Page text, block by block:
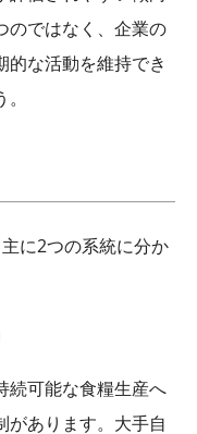
のではなく、企業の
的な活動を維持でき
に2つの系統に分か
続可能な食糧生産へ
があります。大手自